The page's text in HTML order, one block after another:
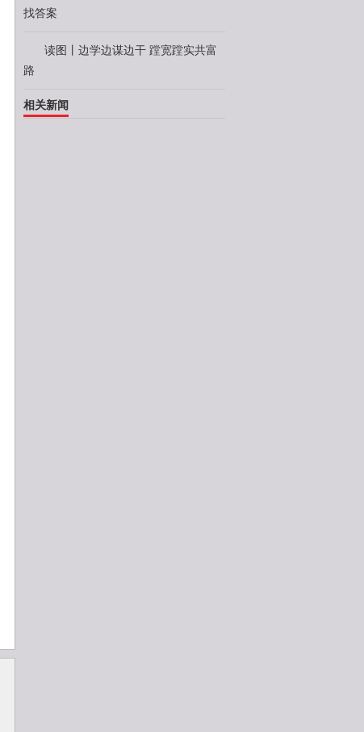
找答案
读图丨边学边谋边干 蹚宽蹚实共富
路
相关新闻